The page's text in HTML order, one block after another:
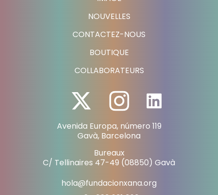
NOUVELLES
CONTACTEZ-NOUS
BOUTIQUE
COLLABORATEURS
Avenida Europa, número 119
Gavà, Barcelona
Bureaux
C/ Tellinaires 47-49 (08850) Gavà
hola@fundacionxana.org